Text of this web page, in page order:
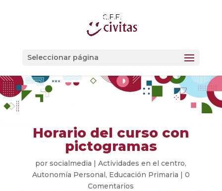
Seleccionar página
Horario del curso con
pictogramas
porsocialmedia |Actividades en el centro,
Autonomía Personal, Educación Primaria | 0
Comentarios